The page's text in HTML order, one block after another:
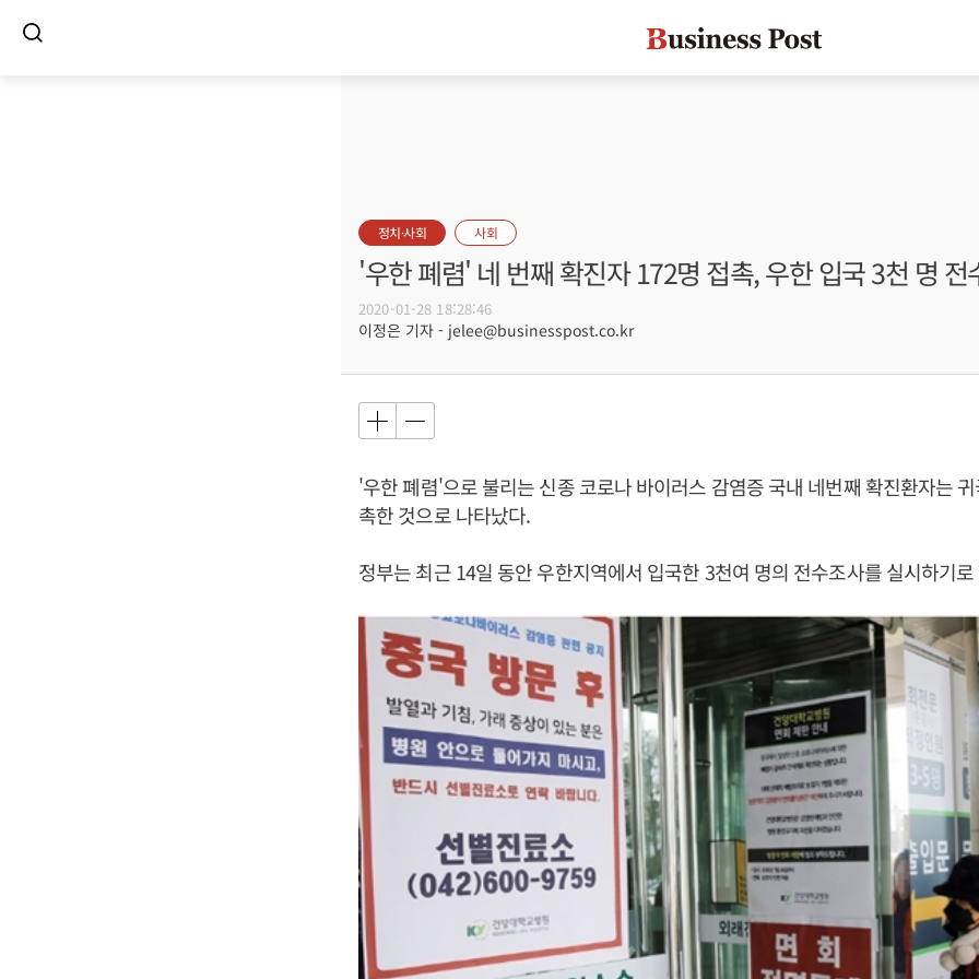
정치·사회 사회
'우한 폐렴' 네 번째 확진자 172명 접촉, 우한 입국 3천 명 전
2020-01-28 18:28:46
이정은 기자 - jelee@businesspost.co.kr
'우한 폐렴'으로 불리는 신종 코로나 바이러스 감염증 국내 네번째 확진환자는
촉한 것으로 나타났다.
정부는 최근 14일 동안 우한지역에서 입국한 3천여 명의 전수조사를 실시하기